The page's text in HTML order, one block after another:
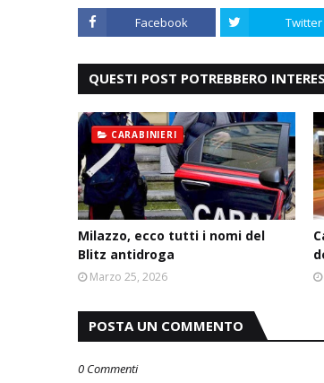
Facebook Twitter
QUESTI POST POTREBBERO
CARABINIERI
Milazzo, ecco tutti i nomi del
Blitz antidroga
Marzo 25, 2026
POSTA UN COMMENTO
0 Commenti